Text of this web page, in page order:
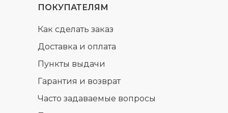
ПОКУПАТЕЛЯМ
Доставка и оплата
Часто задаваемые вопросы
Гарантия и возврат
Пункты выдачи
Как сделать заказ